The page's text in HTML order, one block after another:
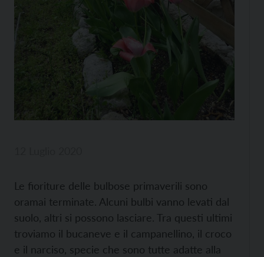
Le fioriture delle bulbose primaverili sono
oramai terminate. Alcuni bulbi vanno levati dal
suolo, altri si possono lasciare. Tra questi ultimi
troviamo il bucaneve e il campanellino, il croco
e il narciso, specie che sono tutte adatte alla